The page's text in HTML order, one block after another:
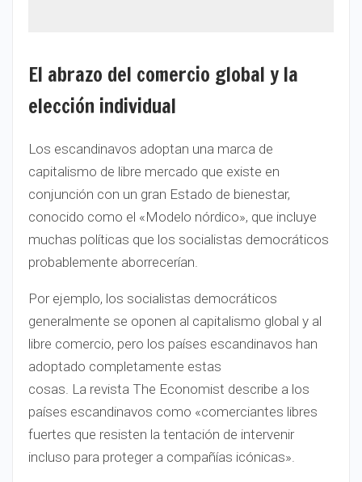
El abrazo del comercio global y la
elección individual
Los escandinavos adoptan una marca de
capitalismo de libre mercado que existe en
conjunción con un gran Estado de bienestar,
conocido como el «Modelo nórdico», que incluye
muchas políticas que los socialistas democráticos
probablemente aborrecerían.
Por ejemplo, los socialistas democráticos
generalmente se oponen al capitalismo global y al
libre comercio, pero los países escandinavos han
adoptado completamente estas
cosas. La revista The Economist describe a los
países escandinavos como «comerciantes libres
fuertes que resisten la tentación de intervenir
incluso para proteger a compañías icónicas».